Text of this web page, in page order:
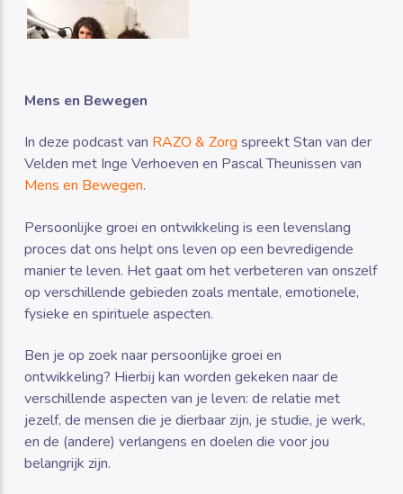
Mens en Bewegen
In deze podcast van RAZO & Zorg spreekt Stan van der
Velden met Inge Verhoeven en Pascal Theunissen van
Mens en Bewegen.
Persoonlijke groei en ontwikkeling is een levenslang
proces dat ons helpt ons leven op een bevredigende
manier te leven. Het gaat om het verbeteren van onszelf
op verschillende gebieden zoals mentale, emotionele,
fysieke en spirituele aspecten.
Ben je op zoek naar persoonlijke groei en
ontwikkeling? Hierbij kan worden gekeken naar de
verschillende aspecten van je leven: de relatie met
jezelf, de mensen die je dierbaar zijn, je studie, je werk,
en de (andere) verlangens en doelen die voor jou
belangrijk zijn.